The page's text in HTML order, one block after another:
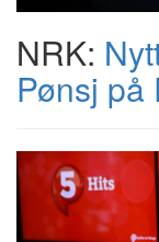
NRK:
Pønsj på